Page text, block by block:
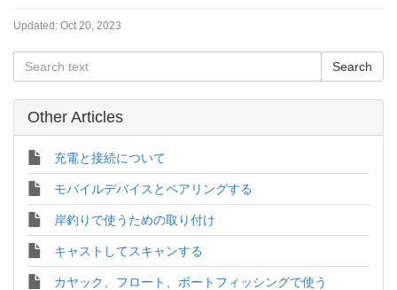
Updated: Oct 20, 2023
Other Articles
充電と接続について
モバイルデバイスとペアリングする
岸釣りで使うための取り付け
キャストしてスキャンする
カヤック、フロート、ボートフィッシングで使う